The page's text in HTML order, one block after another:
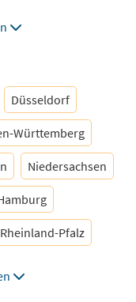
Düsseldorf
Württemberg
Niedersachsen
Rheinland-Pfalz